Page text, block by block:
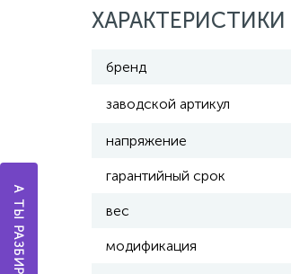
ХАРАКТЕРИСТИКИ
бренд
заводской артикул
напряжение
гарантийный срок
вес
модификация